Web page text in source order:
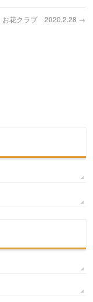
お花クラブ 2020.2.28 →